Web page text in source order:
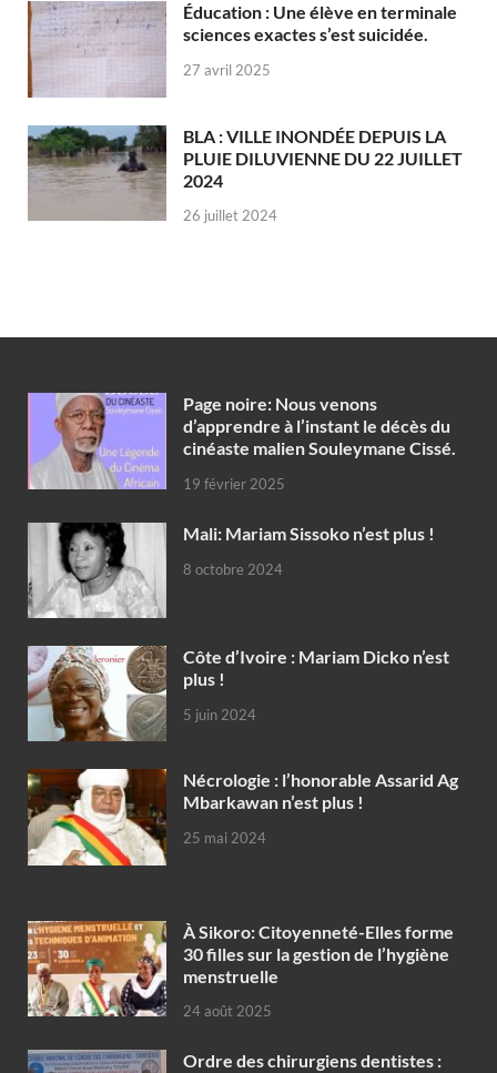
Éducation : Une élève en terminale
sciences exactes s’est suicidée.
27 avril 2025
BLA : VILLE INONDÉE DEPUIS LA
PLUIE DILUVIENNE DU 22 JUILLET
2024
26 juillet 2024
Page noire: Nous venons
d’apprendre à l’instant le décès du
cinéaste malien Souleymane Cissé.
19 février 2025
Mali: Mariam Sissoko n’est plus !
8 octobre 2024
Côte d’Ivoire : Mariam Dicko n’est
plus !
5 juin 2024
Nécrologie : l’honorable Assarid Ag
Mbarkawan n’est plus !
25 mai 2024
À Sikoro: Citoyenneté-Elles forme
30 filles sur la gestion de l’hygiène
menstruelle
24 août 2025
Ordre des chirurgiens dentistes :